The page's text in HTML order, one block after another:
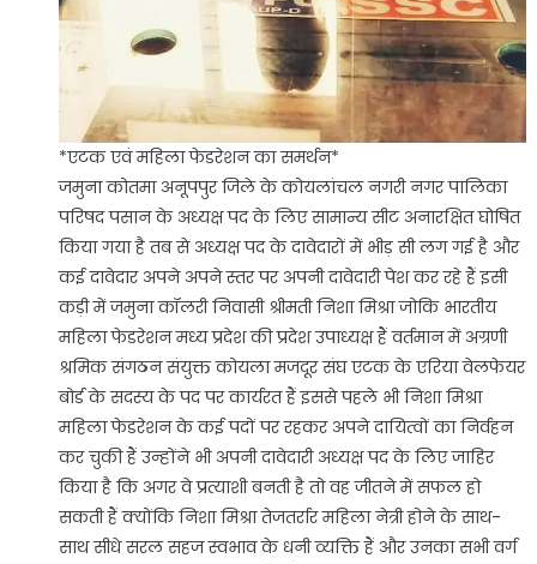
*एटक एवं महिला फेडरेशन का समर्थन*
जमुना कोतमा अनूपपुर जिले के कोयलांचल नगरी नगर पालिका
परिषद पसान के अध्यक्ष पद के लिए सामान्य सीट अनारक्षित घोषित
किया गया है तब से अध्यक्ष पद के दावेदारों में भीड़ सी लग गई है और
कई दावेदार अपने अपने स्तर पर अपनी दावेदारी पेश कर रहे हैं इसी
कड़ी में जमुना कॉलरी निवासी श्रीमती निशा मिश्रा जोकि भारतीय
महिला फेडरेशन मध्य प्रदेश की प्रदेश उपाध्यक्ष हैं वर्तमान में अग्रणी
श्रमिक संगठन संयुक्त कोयला मजदूर संघ एटक के एरिया वेलफेयर
बोर्ड के सदस्य के पद पर कार्यरत हैं इससे पहले भी निशा मिश्रा
महिला फेडरेशन के कई पदों पर रहकर अपने दायित्वों का निर्वहन
कर चुकी हैं उन्होंने भी अपनी दावेदारी अध्यक्ष पद के लिए जाहिर
किया है कि अगर वे प्रत्याशी बनती है तो वह जीतने में सफल हो
सकती हैं क्योंकि निशा मिश्रा तेजतर्रार महिला नेत्री होने के साथ-
साथ सीधे सरल सहज स्वभाव के धनी व्यक्ति हैं और उनका सभी वर्ग